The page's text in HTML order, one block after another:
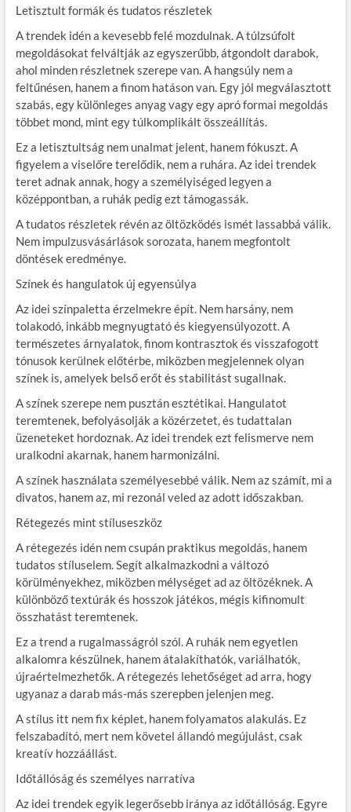
Letisztult formák és tudatos részletek
A trendek idén a kevesebb felé mozdulnak. A túlzsúfolt
megoldásokat felváltják az egyszerűbb, átgondolt darabok,
ahol minden részletnek szerepe van. A hangsúly nem a
feltűnésen, hanem a finom hatáson van. Egy jól megválasztott
szabás, egy különleges anyag vagy egy apró formai megoldás
többet mond, mint egy túlkomplikált összeállítás.
Ez a letisztultság nem unalmat jelent, hanem fókuszt. A
figyelem a viselőre terelődik, nem a ruhára. Az idei trendek
teret adnak annak, hogy a személyiséged legyen a
középpontban, a ruhák pedig ezt támogassák.
A tudatos részletek révén az öltözködés ismét lassabbá válik.
Nem impulzusvásárlások sorozata, hanem megfontolt
döntések eredménye.
Színek és hangulatok új egyensúlya
Az idei színpaletta érzelmekre épít. Nem harsány, nem
tolakodó, inkább megnyugtató és kiegyensúlyozott. A
természetes árnyalatok, finom kontrasztok és visszafogott
tónusok kerülnek előtérbe, miközben megjelennek olyan
színek is, amelyek belső erőt és stabilitást sugallnak.
A színek szerepe nem pusztán esztétikai. Hangulatot
teremtenek, befolyásolják a közérzetet, és tudattalan
üzeneteket hordoznak. Az idei trendek ezt felismerve nem
uralkodni akarnak, hanem harmonizálni.
A színek használata személyesebbé válik. Nem az számít, mi a
divatos, hanem az, mi rezonál veled az adott időszakban.
Rétegezés mint stíluseszköz
A rétegezés idén nem csupán praktikus megoldás, hanem
tudatos stíluselem. Segít alkalmazkodni a változó
körülményekhez, miközben mélységet ad az öltözéknek. A
különböző textúrák és hosszok játékos, mégis kifinomult
összhatást teremtenek.
Ez a trend a rugalmasságról szól. A ruhák nem egyetlen
alkalomra készülnek, hanem átalakíthatók, variálhatók,
újraértelmezhetők. A rétegezés lehetőséget ad arra, hogy
ugyanaz a darab más-más szerepben jelenjen meg.
A stílus itt nem fix képlet, hanem folyamatos alakulás. Ez
felszabadító, mert nem követel állandó megújulást, csak
kreatív hozzáállást.
Időtállóság és személyes narratíva
Az idei trendek egyik legerősebb iránya az időtállóság. Egyre